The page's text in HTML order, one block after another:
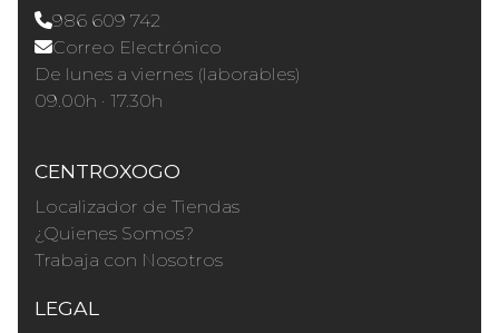
986 609 742
Correo Electrónico
De lunes a viernes (laborables)
09.00h · 17.30h
CENTROXOGO
Localizador de Tiendas
¿Quienes Somos?
Trabaja con Nosotros
LEGAL